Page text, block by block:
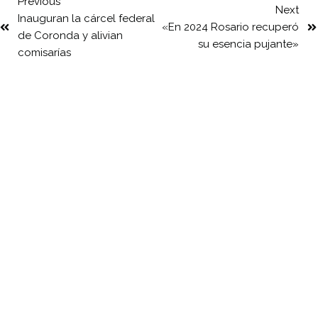
Inauguran la cárcel federal
de Coronda y alivian
comisarías
Next
«En 2024 Rosario recuperó
su esencia pujante»